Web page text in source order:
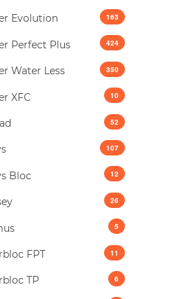
Evolution 163
Perfect Plus 424
Water Less 350
XFC 10
52
107
Bloc 12
26
5
FPT 11
TP 6